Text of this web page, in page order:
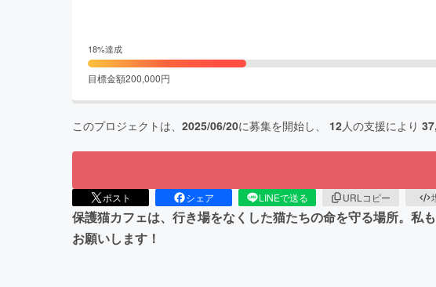
18%達成
目標金額200,000円
このプロジェクトは、 2025/06/20に募集を開始し、 12人の支援により
ポスト シェア LINEで送る URLコピー
保護猫カフェは、行き場をなくした猫たちの命を守る場所。私
お願いします！